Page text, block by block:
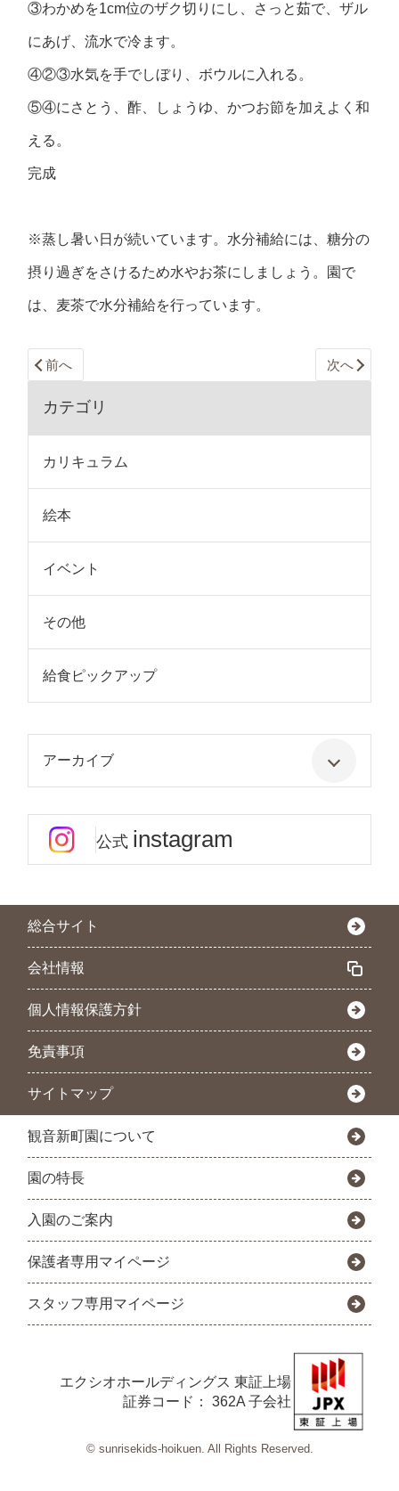
③わかめを1cm位のザク切りにし、さっと茹で、ザル
にあげ、流水で冷ます。
④②③水気を手でしぼり、ボウルに入れる。
⑤④にさとう、酢、しょうゆ、かつお節を加えよく和
える。
完成
※蒸し暑い日が続いています。水分補給には、糖分の
摂り過ぎをさけるため水やお茶にしましょう。園で
は、麦茶で水分補給を行っています。
前へ 次へ
カテゴリ
カリキュラム
絵本
イベント
その他
給食ピックアップ
アーカイブ
公式 instagram
総合サイト
会社情報
個人情報保護方針
免責事項
サイトマップ
観音新町園について
園の特長
入園のご案内
保護者専用マイページ
スタッフ専用マイページ
エクシオホールディングス 東証上場
証券コード： 362A 子会社
© sunrisekids-hoikuen. All Rights Reserved.